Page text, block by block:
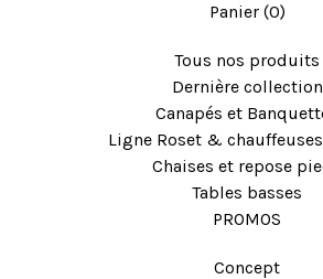
Panier (0)
Tous nos produits
Dernière collection
Canapés et
Ligne Roset &
Chaises et repose
Tables basses
PROMOS
Concept